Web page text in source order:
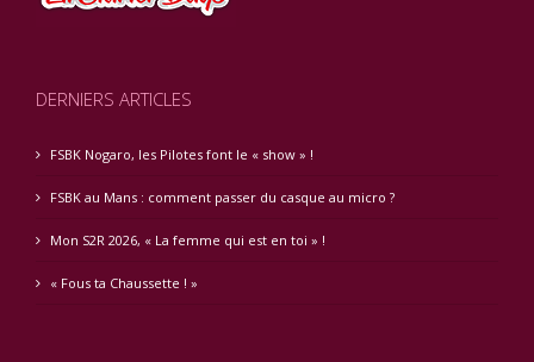
DERNIERS ARTICLES
FSBK Nogaro, les Pilotes font le « show » !
FSBK au Mans : comment passer du casque au micro ?
Mon S2R 2026, « La femme qui est en toi » !
« Fous ta Chaussette ! »